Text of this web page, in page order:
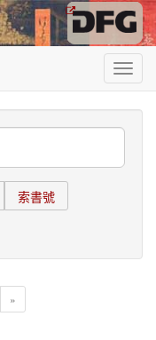
索書號
»